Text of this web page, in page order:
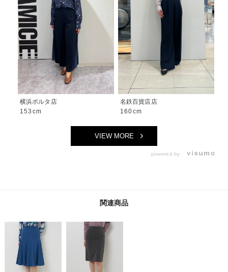
横浜ポルタ店
153cm
名鉄百貨店店
160cm
VIEW MORE
powered by
関連商品